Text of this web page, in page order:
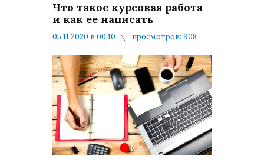
Что такое курсовая работа
и как ее написать
05.11.2020 в 00:10
просмотров: 908
Мнения и публикации